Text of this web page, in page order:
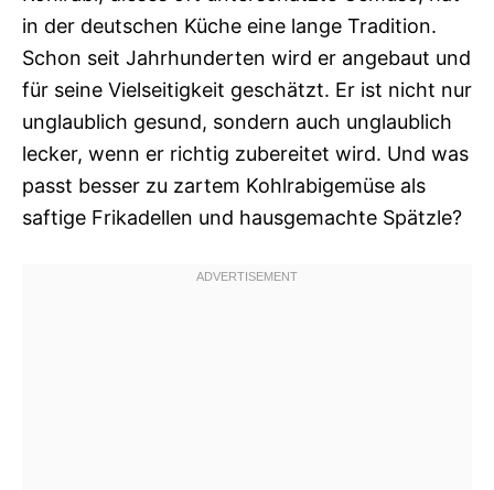
in der deutschen Küche eine lange Tradition.
Schon seit Jahrhunderten wird er angebaut und
für seine Vielseitigkeit geschätzt. Er ist nicht nur
unglaublich gesund, sondern auch unglaublich
lecker, wenn er richtig zubereitet wird. Und was
passt besser zu zartem Kohlrabigemüse als
saftige Frikadellen und hausgemachte Spätzle?